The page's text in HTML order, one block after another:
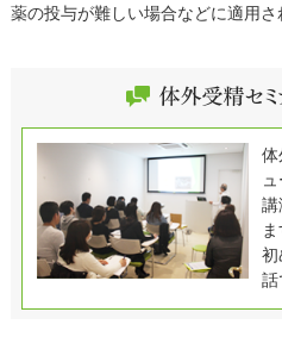
薬の投与が難しい場合などに適用さ
体
講
ま
初
話